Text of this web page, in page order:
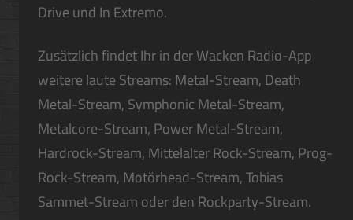
Drive und In Extremo.
Zusätzlich findet Ihr in der Wacken Radio-App
weitere laute Streams: Metal-Stream, Death
Metal-Stream, Symphonic Metal-Stream,
Metalcore-Stream, Power Metal-Stream,
Hardrock-Stream, Mittelalter Rock-Stream, Prog-
Rock-Stream, Motörhead-Stream, Tobias
Sammet-Stream oder den Rockparty-Stream.